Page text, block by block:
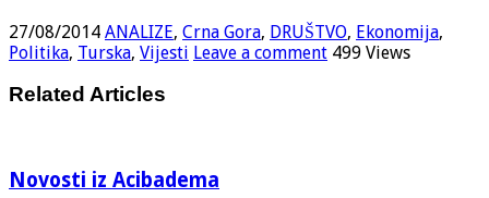
27/08/2014 ANALIZE, Crna Gora, DRUŠTVO, Ekonomija,
Politika, Turska, Vijesti Leave a comment 499 Views
Related Articles
Novosti iz Acibadema